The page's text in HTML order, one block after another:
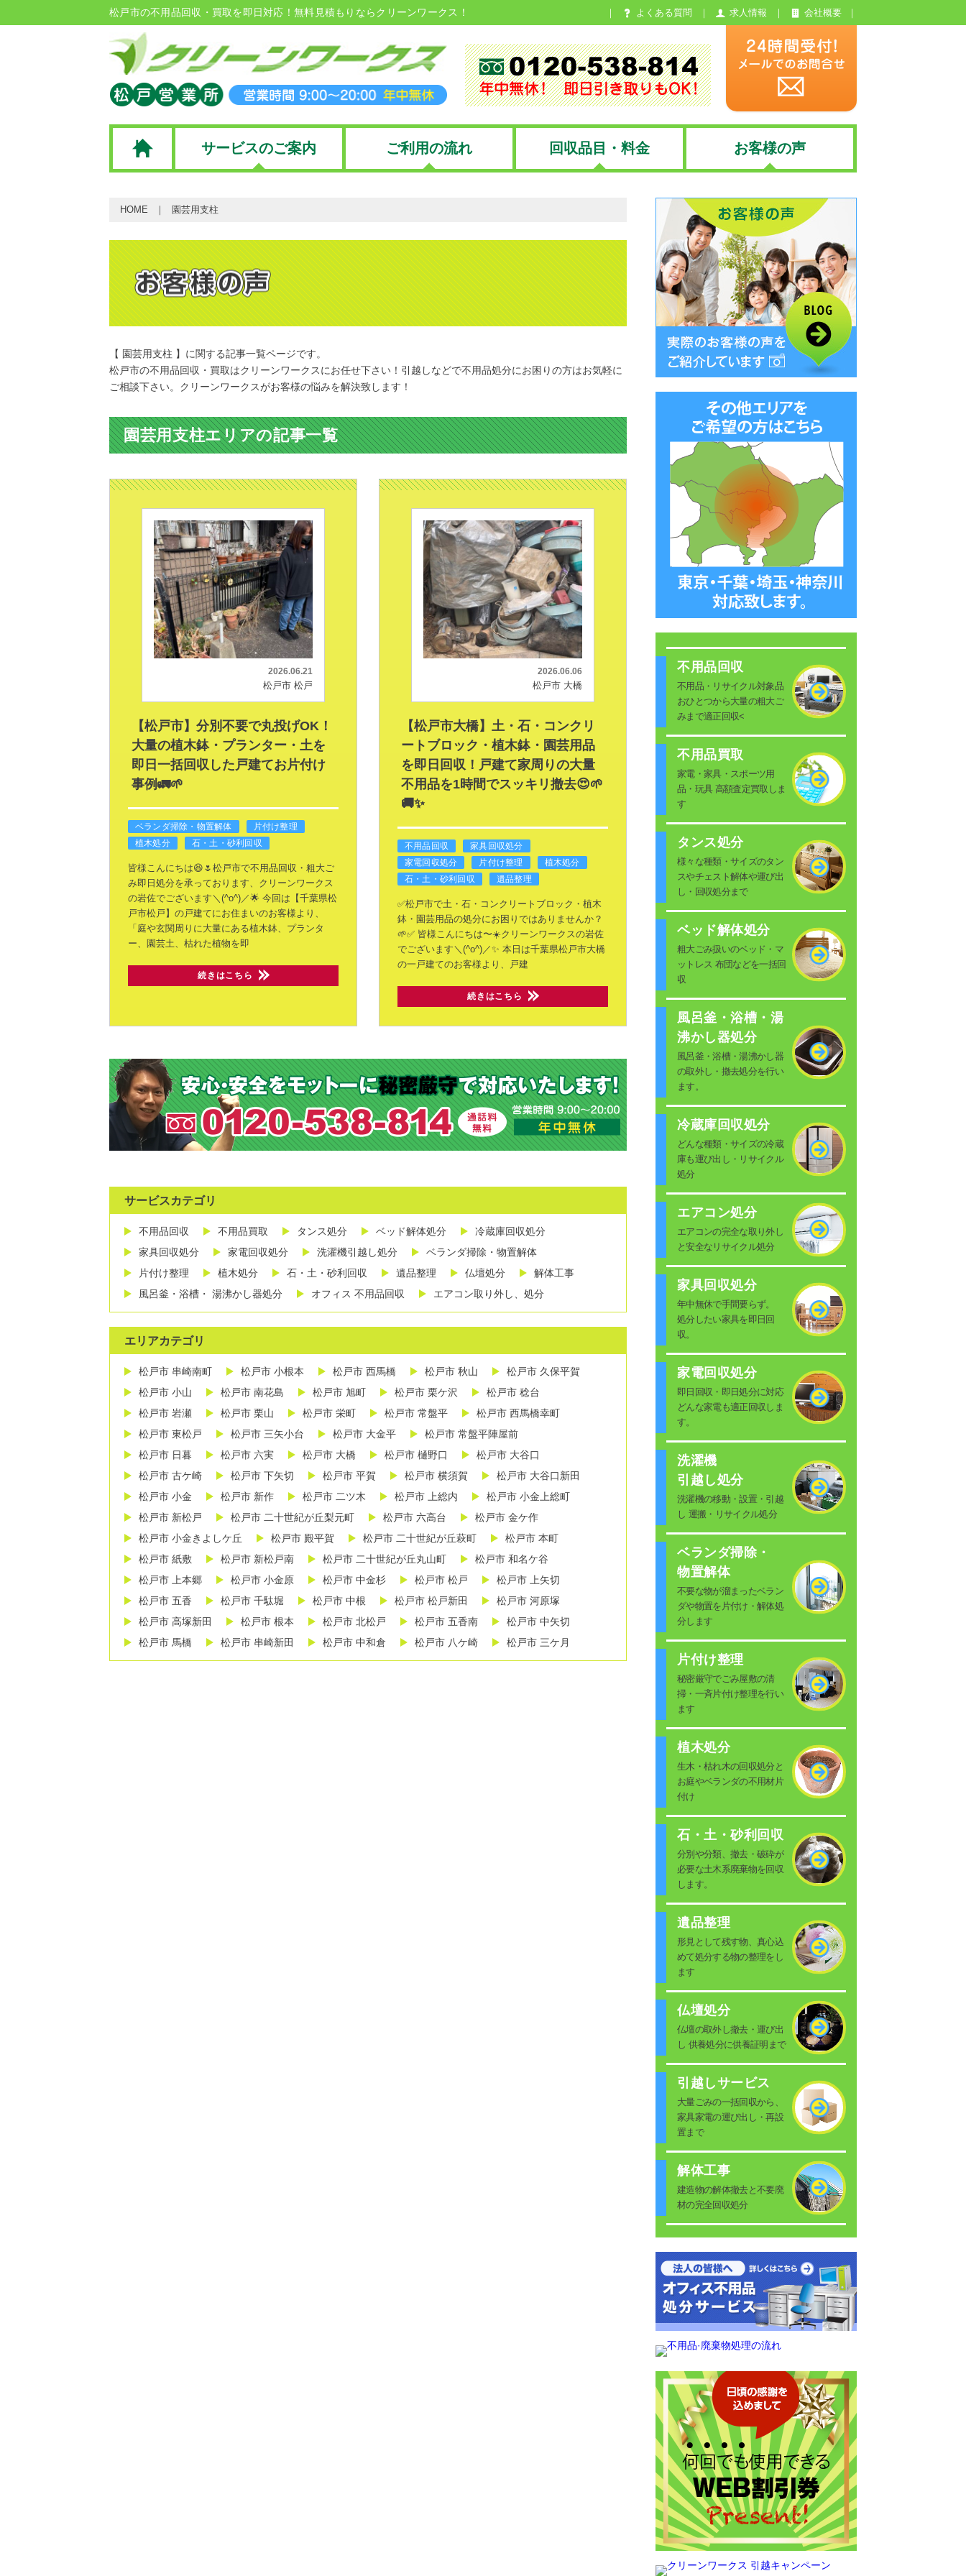
松戸市の不用品回収・買取を即日対応！無料見積もりならクリーンワークス！ よくある質問 求人情報 会社概要
サービスのご案内 ご利用の流れ 回収品目・料金 お客様の声
HOME 園芸用支柱
【 園芸用支柱 】に関する記事一覧ページです。
松戸市の不用品回収・買取はクリーンワークスにお任せ下さい！引越しなどで不用品処分にお困りの方はお気軽に
ご相談下さい。クリーンワークスがお客様の悩みを解決致します！
園芸用支柱エリアの記事一覧
2026.06.21
松戸市 松戸
【松戸市】分別不要で丸投げOK！
大量の植木鉢・プランター・土を
即日一括回収した戸建てお片付け
事例🚛🌱
ベランダ掃除・物置解体
片付け整理
植木処分
石・土・砂利回収
皆様こんにちは😆🌷松戸市で不用品回収・粗大ご
み即日処分を承っております、クリーンワークス
の岩佐でございます＼(^o^)／🌟 今回は【千葉県松
戸市松戸】の戸建てにお住まいのお客様より、
「庭や玄関周りに大量にある植木鉢、プランタ
ー、園芸土、枯れた植物を即
続きはこちら
2026.06.06
松戸市 大橋
【松戸市大橋】土・石・コンクリ
ートブロック・植木鉢・園芸用品
を即日回収！戸建て家周りの大量
不用品を1時間でスッキリ撤去😍🌱
🚚✨
不用品回収
家具回収処分
家電回収処分
片付け整理
植木処分
石・土・砂利回収
遺品整理
✅️松戸市で土・石・コンクリートブロック・植木
鉢・園芸用品の処分にお困りではありませんか？
🌱✅️ 皆様こんにちは〜☀️クリーンワークスの岩佐
でございます＼(^o^)／✨ 本日は千葉県松戸市大橋
の一戸建てのお客様より、戸建
続きはこちら
サービスカテゴリ
不用品回収 不用品買取 タンス処分 ベッド解体処分
冷蔵庫回収処分
家具回収処分
家電回収処分 洗濯機引越し処分
ベランダ掃除・物置解体
片付け整理
植木処分 石・土・砂利回収 遺品整理 仏壇処分
解体工事
風呂釜・浴槽・ 湯沸かし器処分
オフィス 不用品回収 エアコン取り外し、処分
エリアカテゴリ
松戸市 串崎南町 松戸市 小根本 松戸市 西馬橋 松戸市 秋山
松戸市 久保平賀
松戸市 小山
松戸市 南花島 松戸市 旭町 松戸市 栗ケ沢
松戸市 稔台
松戸市 岩瀬
松戸市 栗山 松戸市 栄町 松戸市 常盤平
松戸市 西馬橋幸町
松戸市 東松戸
松戸市 三矢小台 松戸市 大金平
松戸市 常盤平陣屋前
松戸市 日暮
松戸市 六実 松戸市 大橋 松戸市 樋野口
松戸市 大谷口
松戸市 古ケ崎
松戸市 下矢切 松戸市 平賀 松戸市 横須賀
松戸市 大谷口新田
松戸市 小金
松戸市 新作 松戸市 二ツ木 松戸市 上総内
松戸市 小金上総町
松戸市 新松戸
松戸市 二十世紀が丘梨元町 松戸市 六高台
松戸市 金ケ作
松戸市 小金きよしケ丘
松戸市 殿平賀 松戸市 二十世紀が丘萩町
松戸市 本町
松戸市 紙敷
松戸市 新松戸南 松戸市 二十世紀が丘丸山町
松戸市 和名ケ谷
松戸市 上本郷
松戸市 小金原 松戸市 中金杉 松戸市 松戸
松戸市 上矢切
松戸市 五香
松戸市 千駄堀 松戸市 中根 松戸市 松戸新田
松戸市 河原塚
松戸市 高塚新田
松戸市 根本 松戸市 北松戸 松戸市 五香南
松戸市 中矢切
松戸市 馬橋
松戸市 串崎新田 松戸市 中和倉 松戸市 八ケ崎 松戸市 三ケ月
不用品回収
不用品・リサイクル対象品
おひとつから大量の粗大ご
みまで適正回収<
不用品買取
家電・家具・スポーツ用
品・玩具 高額査定買取しま
す
タンス処分
様々な種類・サイズのタン
スやチェスト解体や運び出
し・回収処分まで
ベッド解体処分
粗大ごみ扱いのベッド・マ
ットレス 布団などを一括回
収
風呂釜・浴槽・湯
沸かし器処分
風呂釜・浴槽・湯沸かし器
の取外し・撤去処分を行い
ます。
冷蔵庫回収処分
どんな種類・サイズの冷蔵
庫も運び出し・リサイクル
処分
エアコン処分
エアコンの完全な取り外し
と安全なリサイクル処分
家具回収処分
年中無休で手間要らず。
処分したい家具を即日回
収。
家電回収処分
即日回収・即日処分に対応
どんな家電も適正回収しま
す。
洗濯機
引越し処分
洗濯機の移動・設置・引越
し 運搬・リサイクル処分
ベランダ掃除・
物置解体
不要な物が溜まったベラン
ダや物置を片付け・解体処
分します
片付け整理
秘密厳守でごみ屋敷の清
掃・一斉片付け整理を行い
ます
植木処分
生木・枯れ木の回収処分と
お庭やベランダの不用材片
付け
石・土・砂利回収
分別や分類、撤去・破砕が
必要な土木系廃棄物を回収
します。
遺品整理
形見として残す物、真心込
めて処分する物の整理をし
ます
仏壇処分
仏壇の取外し撤去・運び出
し 供養処分に供養証明まで
引越しサービス
大量ごみの一括回収から、
家具家電の運び出し・再設
置まで
解体工事
建造物の解体撤去と不要廃
材の完全回収処分